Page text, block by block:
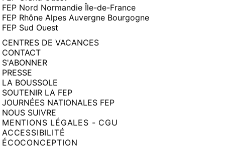
FEP Nord Normandie Île-de-France
FEP Rhône Alpes Auvergne Bourgogne
FEP Sud Ouest
CENTRES DE VACANCES
CONTACT
S'ABONNER
PRESSE
LA BOUSSOLE
SOUTENIR LA FEP
JOURNÉES NATIONALES FEP
NOUS SUIVRE
MENTIONS LÉGALES - CGU
ACCESSIBILITÉ
ÉCOCONCEPTION